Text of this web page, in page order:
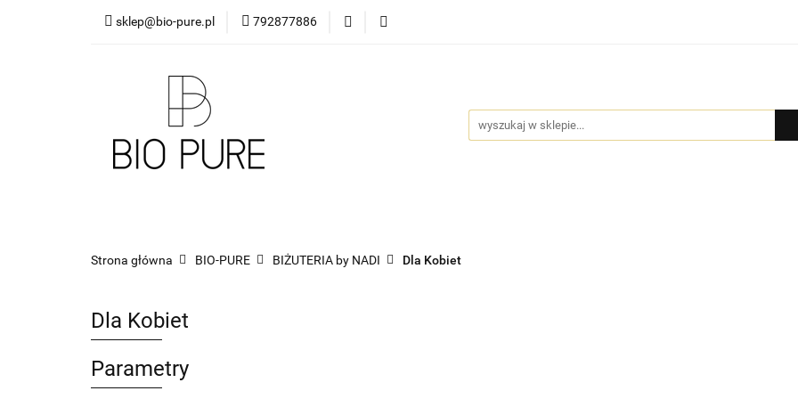
sklep@bio-pure.pl 792877886
O mnie OLEJKI Bio Pure
Strona główna BIO-PURE BIŻUTERIA by NADI Dla Kobiet
Dla Kobiet
Parametry